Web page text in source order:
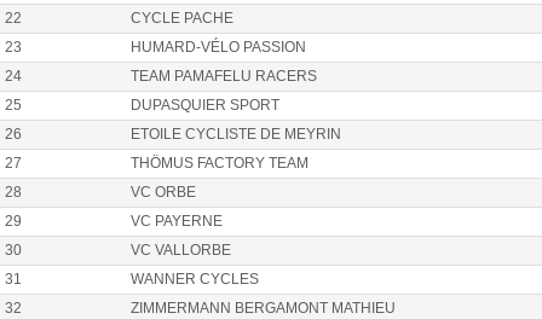
22
CYCLE PACHE
23
HUMARD-VÉLO PASSION
24
TEAM PAMAFELU RACERS
25
DUPASQUIER SPORT
26
ETOILE CYCLISTE DE MEYRIN
27
THÖMUS FACTORY TEAM
28
VC ORBE
29
VC PAYERNE
30
VC VALLORBE
31
WANNER CYCLES
32
ZIMMERMANN BERGAMONT MATHIEU